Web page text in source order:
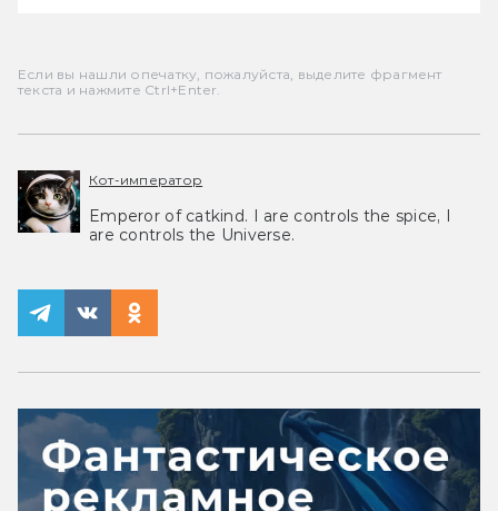
Если вы нашли опечатку, пожалуйста, выделите фрагмент
текста и нажмите Ctrl+Enter.
Кот-император
Emperor of catkind. I are controls the spice, I
are controls the Universe.